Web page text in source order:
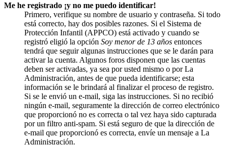
Me he registrado ¡y no me puedo identificar!
Primero, verifique su nombre de usuario y contraseña. Si todo
está correcto, hay dos posibles razones. Si el Sistema de
Protección Infantil (APPCO) está activado y cuando se
registró eligió la opción Soy menor de 13 años entonces
tendrá que seguir algunas instrucciones que se le darán para
activar la cuenta. Algunos foros disponen que las cuentas
deben ser activadas, ya sea por usted mismo o por La
Administración, antes de que pueda identificarse; esta
información se le brindará al finalizar el proceso de registro.
Si se le envió un e-mail, siga las instrucciones. Si no recibió
ningún e-mail, seguramente la dirección de correo electrónico
que proporcionó no es correcta o tal vez haya sido capturada
por un filtro anti-spam. Si está seguro de que la dirección de
e-mail que proporcionó es correcta, envíe un mensaje a La
Administración.